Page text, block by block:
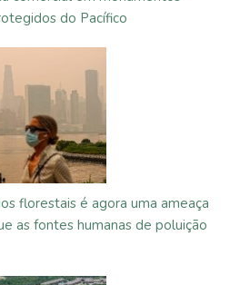
do Pacífico
florestais é agora uma ameaça
as fontes humanas de poluição